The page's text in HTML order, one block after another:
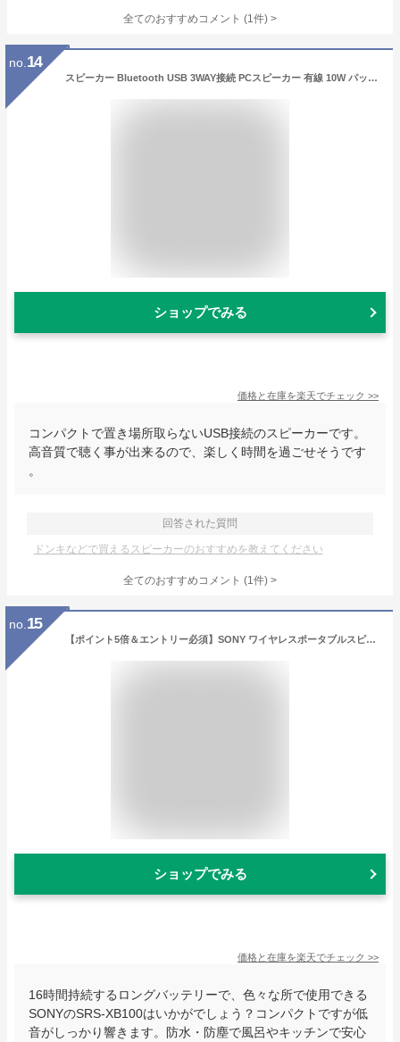
全てのおすすめコメント (1件) >
no. 14
スピーカー Bluetooth USB 3WAY接続 PCスピーカー 有線 10W パッシブラジエーター搭載 アンプ内蔵 PC パソコン用 イヤホンジャック 3.5mm接続 無線 マルチメディアスピーカー ステレオ 高音質 テレビ スマートフォン TV コンパクト
ショップでみる
価格と在庫を楽天でチェック >>
コンパクトで置き場所取らないUSB接続のスピーカーです。
高音質で聴く事が出来るので、楽しく時間を過ごせそうです
。
回答された質問
ドンキなどで買えるスピーカーのおすすめを教えてください
全てのおすすめコメント (1件) >
no. 15
【ポイント5倍＆エントリー必須】SONY ワイヤレスポータブルスピーカー SRS-XB100 Bluetooth ブルートゥース アクティブスピーカー / ネックスピーカー 防塵 防水 IP67 黒 ブラック B 灰 ライトグレー H ブルー L オレンジ D black light grey blue orange BC HC LC DC
ショップでみる
価格と在庫を楽天でチェック >>
16時間持続するロングバッテリーで、色々な所で使用できる
SONYのSRS-XB100はいかがでしょう？コンパクトですが低
音がしっかり響きます。防水・防塵で風呂やキッチンで安心